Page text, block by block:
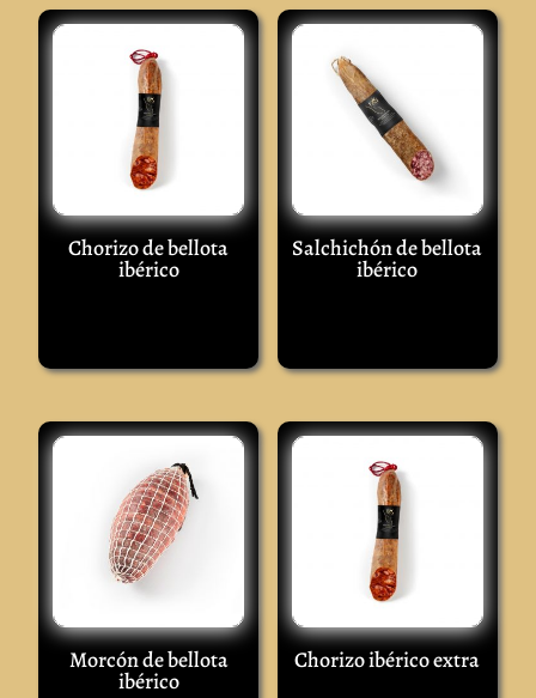
Chorizo de bellota
ibérico
Salchichón de bellota
ibérico
Morcón de bellota
ibérico
Chorizo ibérico extra